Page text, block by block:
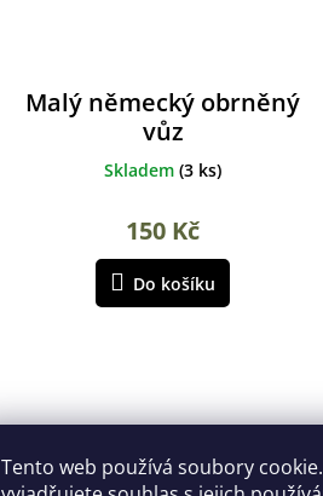
Tento web používá soubory
Malý německý obrněný
vůz
Skladem(3 ks)
150 Kč
Do košíku